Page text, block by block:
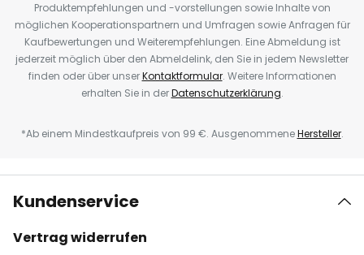
Produktempfehlungen und -vorstellungen sowie Inhalte von
möglichen Kooperationspartnern und Umfragen sowie Anfragen für
Kaufbewertungen und Weiterempfehlungen. Eine Abmeldung ist
jederzeit möglich über den Abmeldelink, den Sie in jedem Newsletter
finden oder über unserKontaktformular. Weitere Informationen
erhalten Sie in derDatenschutzerklärung.
*Ab einem Mindestkaufpreis von 99 €. AusgenommeneHersteller.
Kundenservice
Vertrag widerrufen